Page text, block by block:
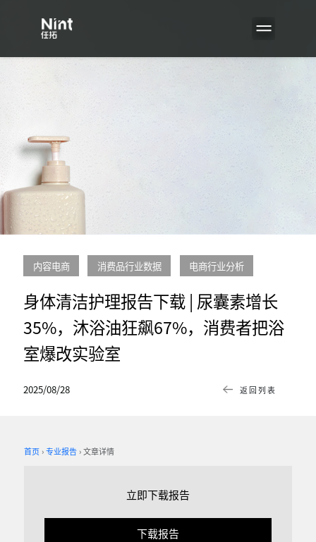
返回列表
2025/08/28
身体清洁护理报告下载 | 尿囊素增长
35%，沐浴油狂飙67%，消费者把浴
室爆改实验室
内容电商 消费品行业数据 电商行业分析
首页 专业报告 文章详情
立即下载报告
下载报告